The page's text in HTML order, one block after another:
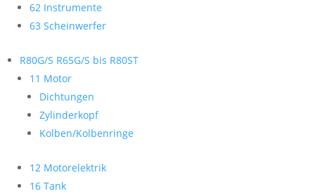
62 Instrumente
63 Scheinwerfer
R80G/S R65G/S bis R80ST
11 Motor
Dichtungen
Zylinderkopf
Kolben/Kolbenringe
12 Motorelektrik
16 Tank